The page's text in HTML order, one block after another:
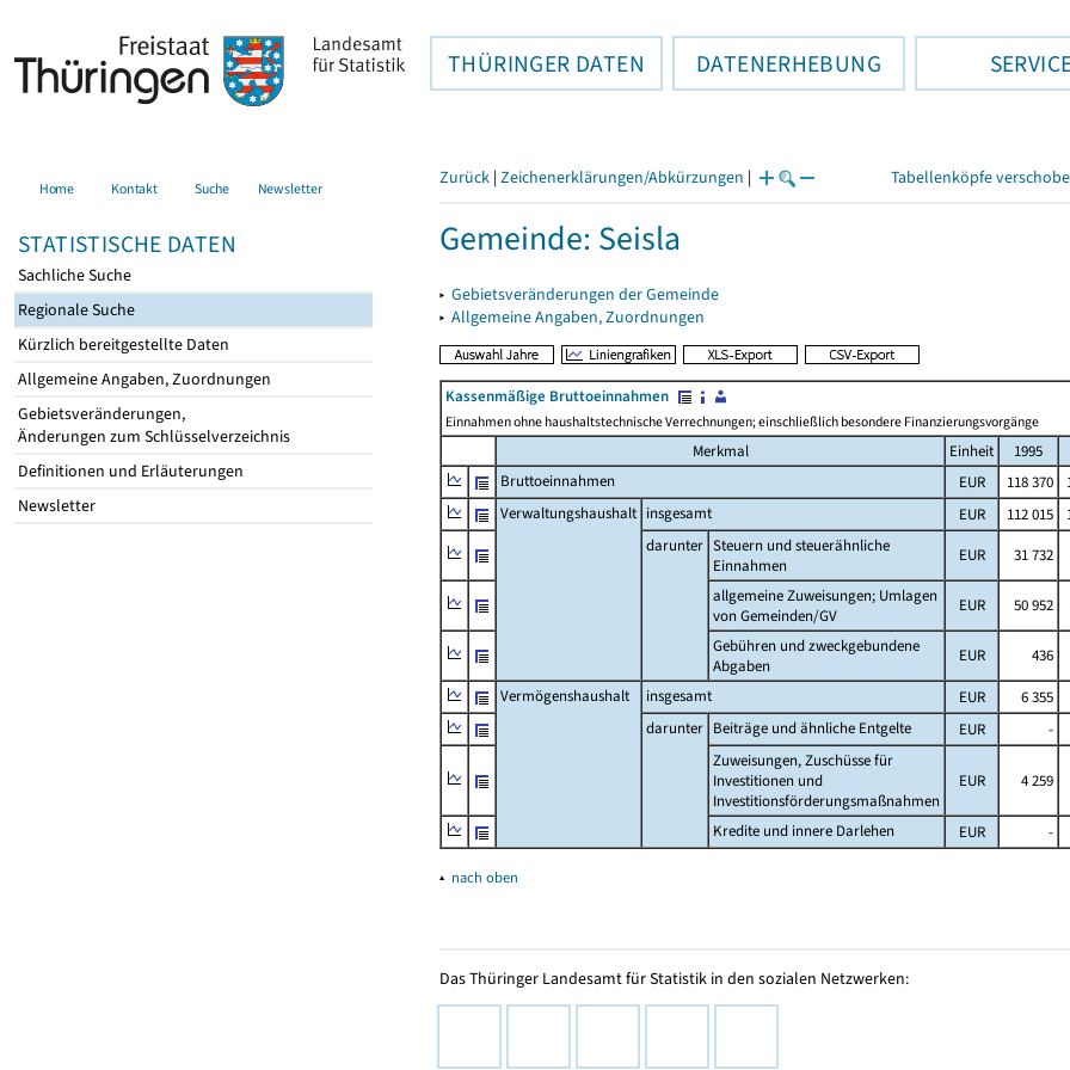
THÜRINGER DATEN DATENERHEBUNG
Home Kontakt Suche Newsletter
STATISTISCHE DATEN
Sachliche Suche
Regionale Suche
Kürzlich bereitgestellte Daten
Allgemeine Angaben, Zuordnungen
Gebietsveränderungen,
Änderungen zum Schlüsselverzeichnis
Definitionen und Erläuterungen
Newsletter
Zurück | Zeichenerklärungen/Abkürzungen | Tabellenköpfe
Gemeinde: Seisla
▸ Gebietsveränderungen der Gemeinde
▸ Allgemeine Angaben, Zuordnungen
Kassenmäßige Bruttoeinnahmen
Einnahmen ohne haushaltstechnische Verrechnungen; einschließlich besondere Finanzierungsvorgänge
Merkmal Einheit 1995
Bruttoeinnahmen
EUR 118 370
Verwaltungshaushalt insgesamt EUR 112 015
darunter Steuern und steuerähnliche
Einnahmen
EUR 31 732
allgemeine Zuweisungen; Umlagen
von Gemeinden/GV
EUR 50 952
Gebühren und zweckgebundene
Abgaben
EUR 436
Vermögenshaushalt
insgesamt EUR 6 355
darunter Beiträge und ähnliche Entgelte EUR -
Zuweisungen, Zuschüsse für
Investitionen und
Investitionsförderungsmaßnahmen
EUR 4 259
Kredite und innere Darlehen EUR -
▴ nach oben
Das Thüringer Landesamt für Statistik in den sozialen Netzwerken: